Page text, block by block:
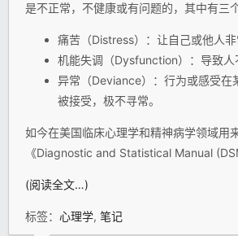
是不正常，不健康或有问题的，其中有三
痛苦（Distress）：让自己或他人非
机能失调（Dysfunction）：导致人
异常（Deviance）：行为或感受在
被接受，极不寻常。
如今在美国临床心理学和精神病学领域用
《Diagnostic and Statistical Manual
(阅读全文…)
标签： 心理学, 笔记